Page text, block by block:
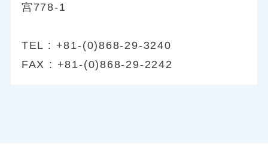
宫778-1
TEL : +81-(0)868-29-3240
FAX : +81-(0)868-29-2242